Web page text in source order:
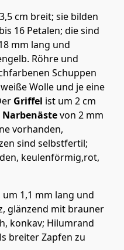
cm breit; sie bilden
16 Petalen; die sind
mm lang und
Röhre und
Schuppen
Wolle und je eine
Griffel ist um 2 cm
Narbenästevon 2 mm
vorhanden,
sind selbstfertil;
keulenförmig,rot,
1,1 mm lang und
glänzend mit brauner
konkav; Hilumrand
breiter Zapfen zu